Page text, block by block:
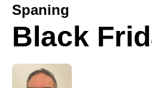
Spaning
Black